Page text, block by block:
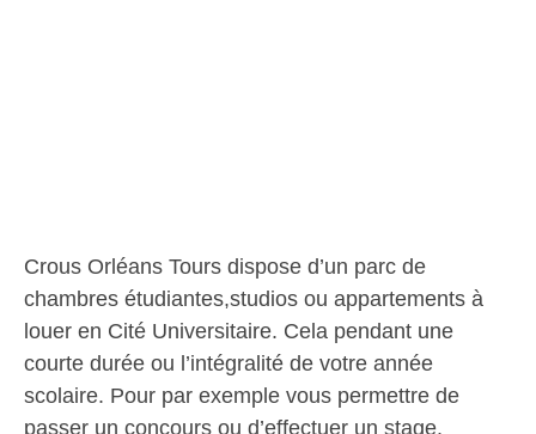
Crous Orléans Tours dispose d’un parc de
chambres étudiantes,studios ou appartements à
louer en Cité Universitaire. Cela pendant une
courte durée ou l’intégralité de votre année
scolaire. Pour par exemple vous permettre de
passer un concours ou d’effectuer un stage.